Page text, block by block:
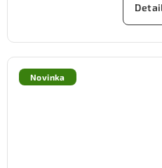
Novinka